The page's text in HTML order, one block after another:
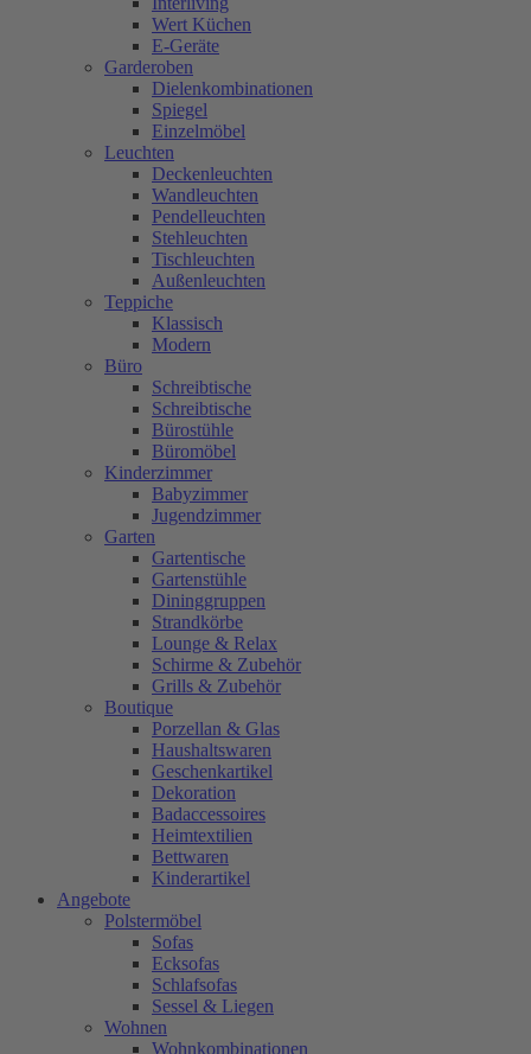
Wert Küchen
E-Geräte
Garderoben
Dielenkombinationen
Spiegel
Einzelmöbel
Leuchten
Deckenleuchten
Wandleuchten
Pendelleuchten
Stehleuchten
Tischleuchten
Außenleuchten
Teppiche
Klassisch
Modern
Büro
Schreibtische
Schreibtische
Bürostühle
Büromöbel
Kinderzimmer
Babyzimmer
Jugendzimmer
Garten
Gartentische
Gartenstühle
Dininggruppen
Strandkörbe
Lounge & Relax
Schirme & Zubehör
Grills & Zubehör
Boutique
Porzellan & Glas
Haushaltswaren
Geschenkartikel
Dekoration
Badaccessoires
Heimtextilien
Bettwaren
Kinderartikel
Angebote
Polstermöbel
Sofas
Ecksofas
Schlafsofas
Sessel & Liegen
Wohnen
Wohnkombinationen